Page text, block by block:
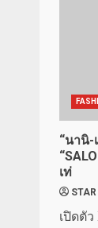
“นานิ-
เท่
เปิดตั